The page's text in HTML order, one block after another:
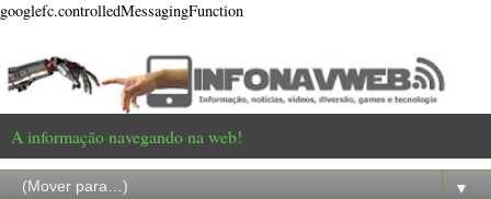
googlefc.controlledMessagingFunction
A informação navegando na web!
▼